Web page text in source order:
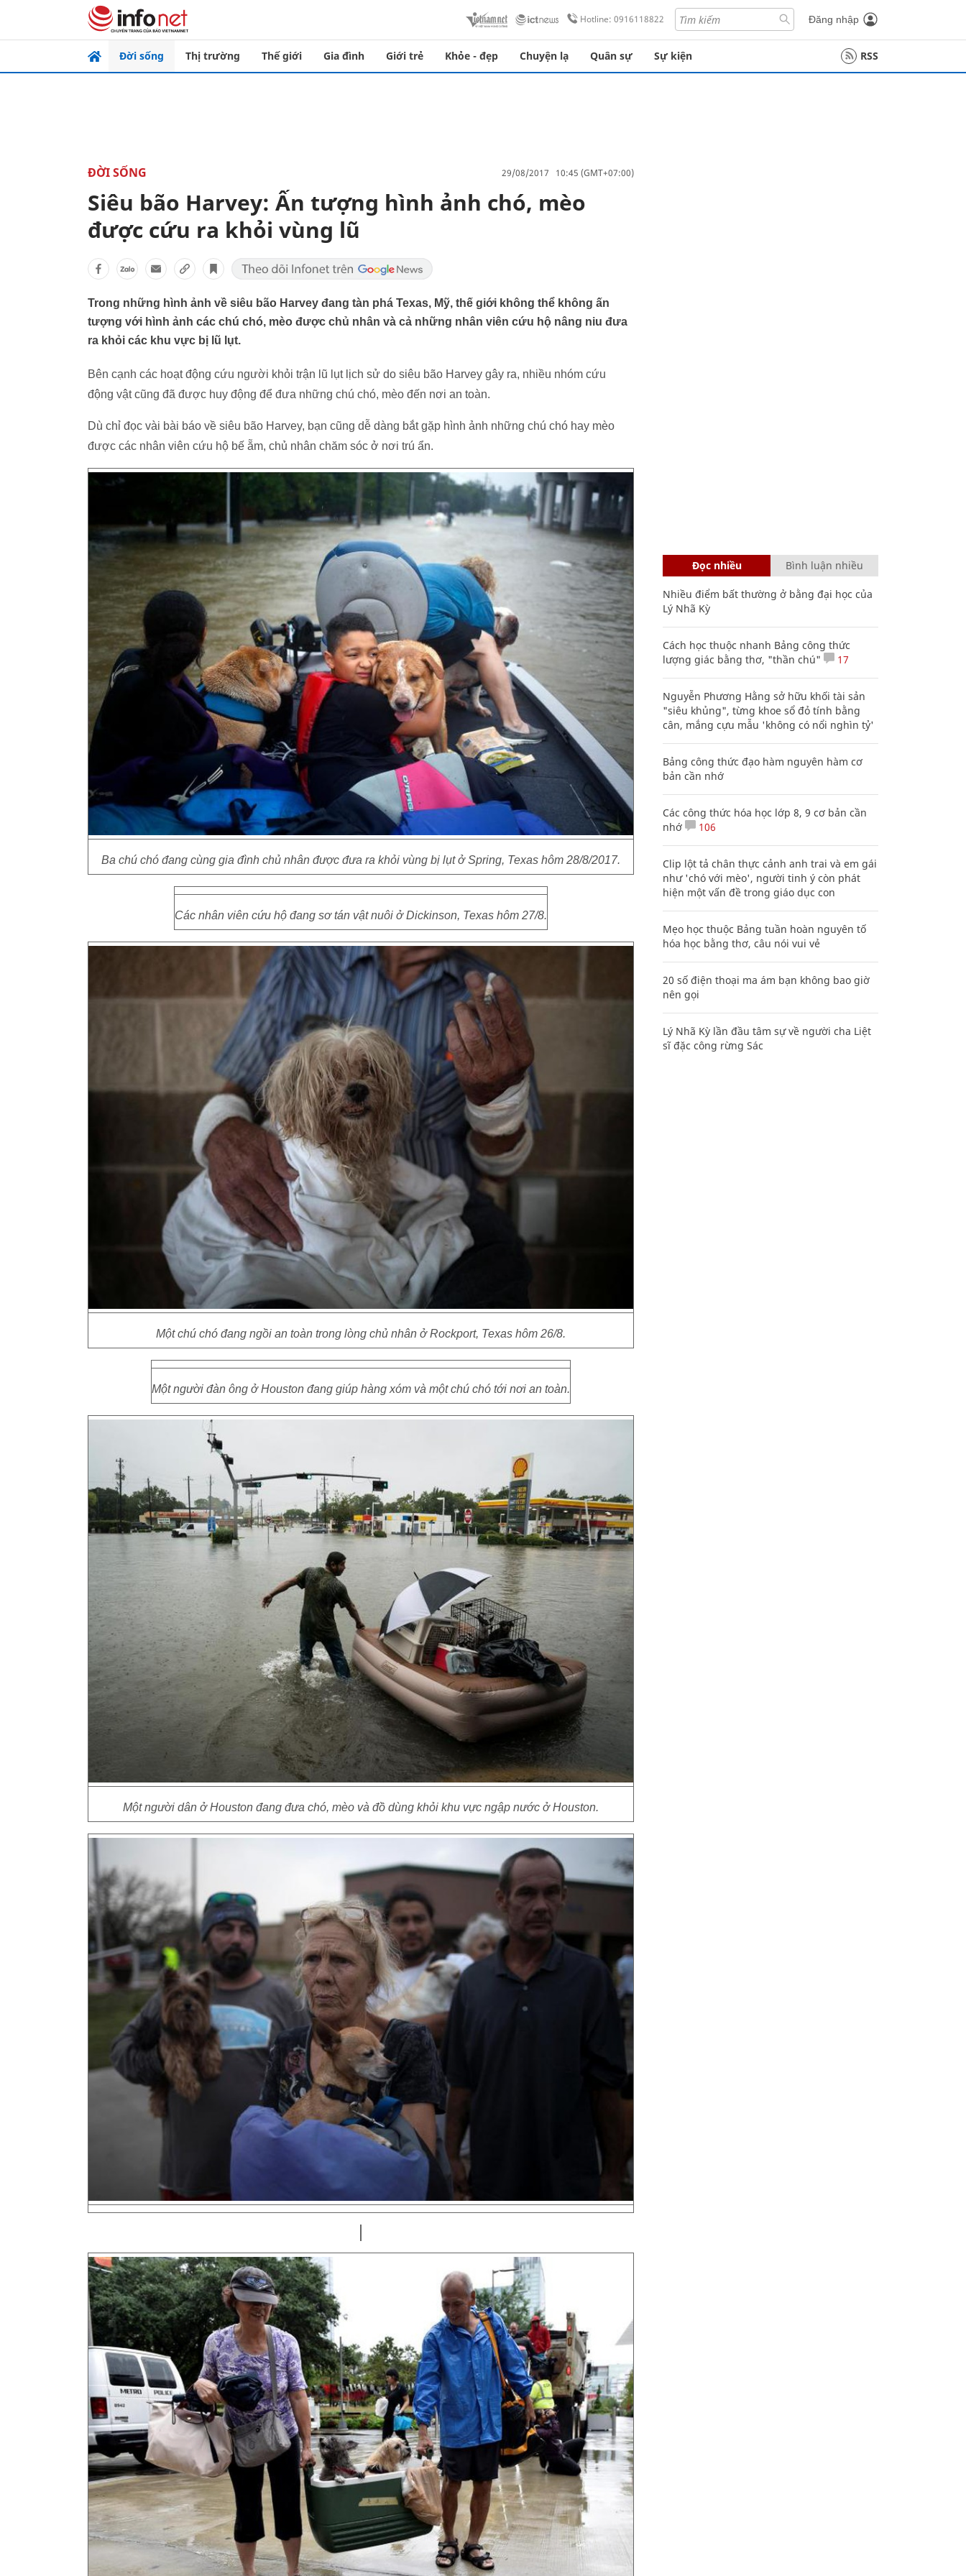
Hotline: 0916118822 Đăng nhập
Đời sống Thị trường Thế giới Gia đình Giới trẻ Khỏe - đẹp Chuyện lạ Quân sự Sự kiện RSS
ĐỜI SỐNG 29/08/2017 10:45 (GMT+07:00)
Siêu bão Harvey: Ấn tượng hình ảnh chó, mèo
được cứu ra khỏi vùng lũ
Trong những hình ảnh về siêu bão Harvey đang tàn phá Texas, Mỹ, thế giới không thể không ấn
tượng với hình ảnh các chú chó, mèo được chủ nhân và cả những nhân viên cứu hộ nâng niu đưa
ra khỏi các khu vực bị lũ lụt.
Bên cạnh các hoạt động cứu người khỏi trận lũ lụt lịch sử do siêu bão Harvey gây ra, nhiều nhóm cứu
động vật cũng đã được huy động để đưa những chú chó, mèo đến nơi an toàn.
Dù chỉ đọc vài bài báo về siêu bão Harvey, bạn cũng dễ dàng bắt gặp hình ảnh những chú chó hay mèo
được các nhân viên cứu hộ bế ẵm, chủ nhân chăm sóc ở nơi trú ẩn.
Ba chú chó đang cùng gia đình chủ nhân được đưa ra khỏi vùng bị lụt ở Spring, Texas hôm 28/8/2017.
Các nhân viên cứu hộ đang sơ tán vật nuôi ở Dickinson, Texas hôm 27/8.
Một chú chó đang ngồi an toàn trong lòng chủ nhân ở Rockport, Texas hôm 26/8.
Một người đàn ông ở Houston đang giúp hàng xóm và một chú chó tới nơi an toàn.
Một người dân ở Houston đang đưa chó, mèo và đồ dùng khỏi khu vực ngập nước ở Houston.
Đọc nhiều Bình luận nhiều
Nhiều điểm bất thường ở bằng đại học của
Lý Nhã Kỳ
Cách học thuộc nhanh Bảng công thức
lượng giác bằng thơ, "thần chú"
17
Nguyễn Phương Hằng sở hữu khối tài sản
"siêu khủng", từng khoe sổ đỏ tính bằng
cân, mắng cựu mẫu 'không có nổi nghìn tỷ'
Bảng công thức đạo hàm nguyên hàm cơ
bản cần nhớ
Các công thức hóa học lớp 8, 9 cơ bản cần
nhớ
106
Clip lột tả chân thực cảnh anh trai và em gái
như 'chó với mèo', người tinh ý còn phát
hiện một vấn đề trong giáo dục con
Mẹo học thuộc Bảng tuần hoàn nguyên tố
hóa học bằng thơ, câu nói vui vẻ
20 số điện thoại ma ám bạn không bao giờ
nên gọi
Lý Nhã Kỳ lần đầu tâm sự về người cha Liệt
sĩ đặc công rừng Sác